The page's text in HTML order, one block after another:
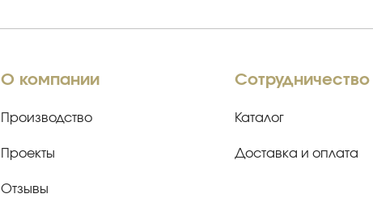
О компании
Производство
Проекты
Отзывы
Сотрудничество
Каталог
Доставка и оплата